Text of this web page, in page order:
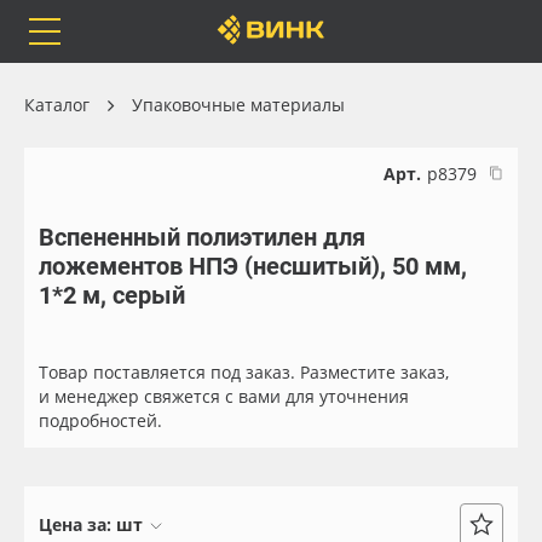
Каталог
Orafol
Бренды
Доставка
Весь каталог
Рулонные материалы
Самоклеящиеся плёнки
Листовые материалы
Каталог Упаковочные материалы
Арт. р8379
Вспененный полиэтилен для
ложементов НПЭ (несшитый), 50 мм,
1*2 м, серый
Товар поставляется под заказ. Разместите заказ,
и менеджер свяжется с вами для уточнения
подробностей.
Цена за: шт